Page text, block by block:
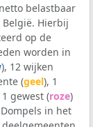
belastbaar
Hierbij
op de
worden in
), 12 wijken
(geel), 1
1 gewest (roze)
in het